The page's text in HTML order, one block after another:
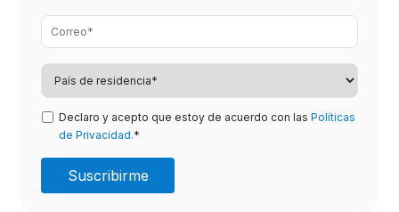
Declaro y acepto que estoy de acuerdo con lasPolíticas
de Privacidad.*